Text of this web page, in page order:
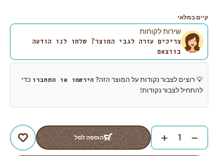
קיים במלאי
שירות לקוחות
צריכים עזרה לגבי המוצר? שלחו לנו הודעה
בווצאפ
💡 רוצים לצבור נקודות על המוצר הזה? הירשמו או התחברו כדי
להתחיל לצבור נקודות!
הוספה לסל